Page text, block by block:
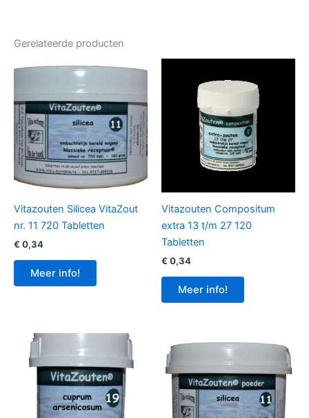
Gerelateerde producten
Vitazouten Silicea VitaZout
nr. 11 720 Tabletten
€ 0,34
Meer info!
Vitazouten Compositum
extra 13 t/m 27 120
Tabletten
€ 0,34
Meer info!